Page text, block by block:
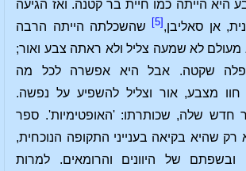
היא הייתה כמו חיית בר קטנה. ואז הגיעה
אן סאליבן, [5]
שהשכלתה הייתה הרבה
לא שמעה צליל ולא ראתה צבע ואור;
שקטה. אבל היא אפשרה לכל מה
מצבע, אור וצליל להשפיע על נפשה.
חדש שלה, שכותרתו: 'האופטימיות'. ספר
שהיא בקיאה בענייני התקופה הנוכחית,
של היוונים והרומאים. למרות